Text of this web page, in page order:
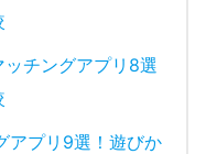
チングアプリ8選
アプリ9選！遊びか